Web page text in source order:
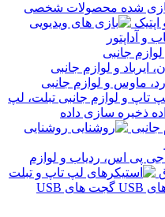
محصولات شخصی
و آداپتور
لوازم جانبی
ایرباد و لوازم جانبی
ماوس و لوازم جانبی
تبلت، لپ
ذخیره سازی داده
جانبی
روشنایی
جی پی اس، ردیاب و لوازم
گجت های USB